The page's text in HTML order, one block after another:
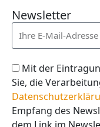
Newsletter
Mit der
Sie, die
Empfang des